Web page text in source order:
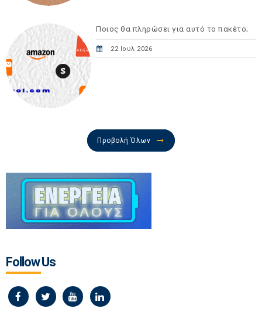
Ποιος θα πληρώσει για αυτό το πακέτο;
22 Ιουλ 2026
Προβολή Όλων
Follow Us